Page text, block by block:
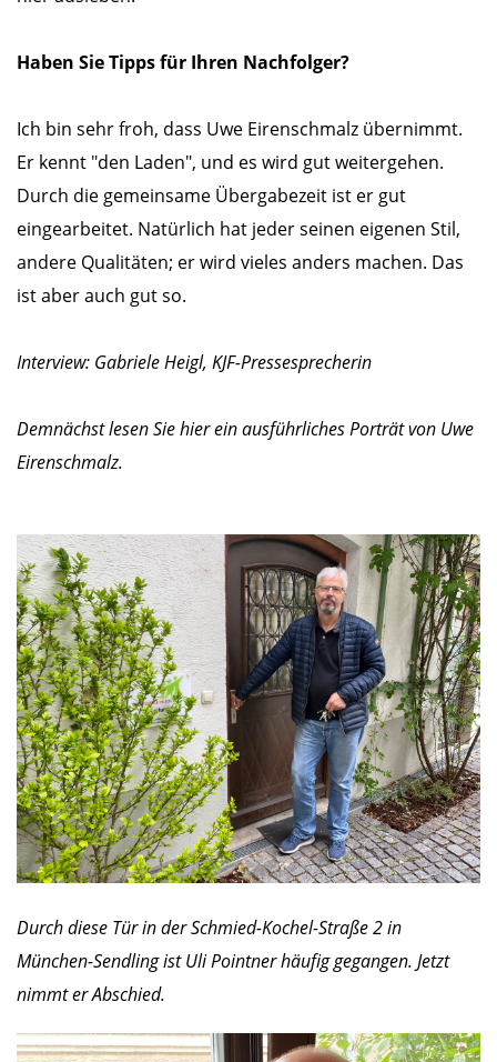
Haben Sie Tipps für Ihren Nachfolger?
Ich bin sehr froh, dass Uwe Eirenschmalz übernimmt.
Er kennt "den Laden", und es wird gut weitergehen.
Durch die gemeinsame Übergabezeit ist er gut
eingearbeitet. Natürlich hat jeder seinen eigenen Stil,
andere Qualitäten; er wird vieles anders machen. Das
ist aber auch gut so.
Interview: Gabriele Heigl, KJF-Pressesprecherin
Demnächst lesen Sie hier ein ausführliches Porträt von Uwe
Eirenschmalz.
Durch diese Tür in der Schmied-Kochel-Straße 2 in
München-Sendling ist Uli Pointner häufig gegangen. Jetzt
nimmt er Abschied.